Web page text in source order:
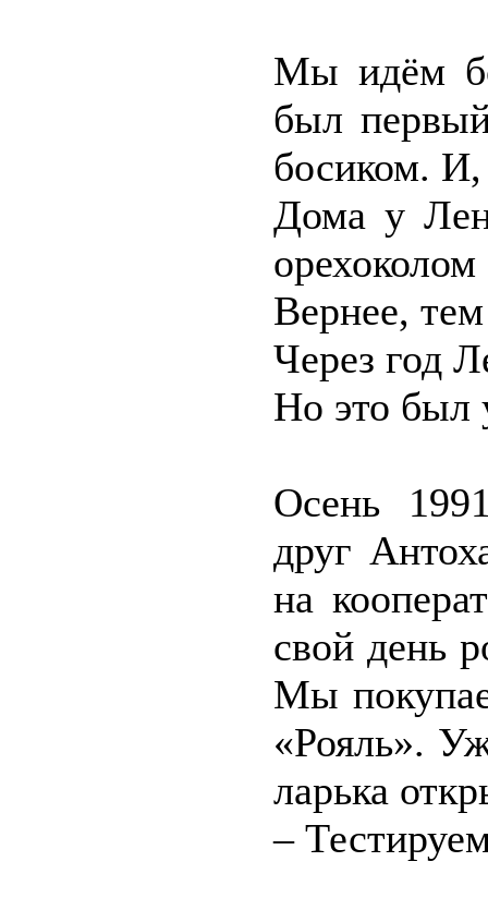
Мы идём
был
босиком. И,
Дома у
Вернее,
Через год
Но это был
Осень
друг
на
свой день
Мы
«Рояль».
ларька
–